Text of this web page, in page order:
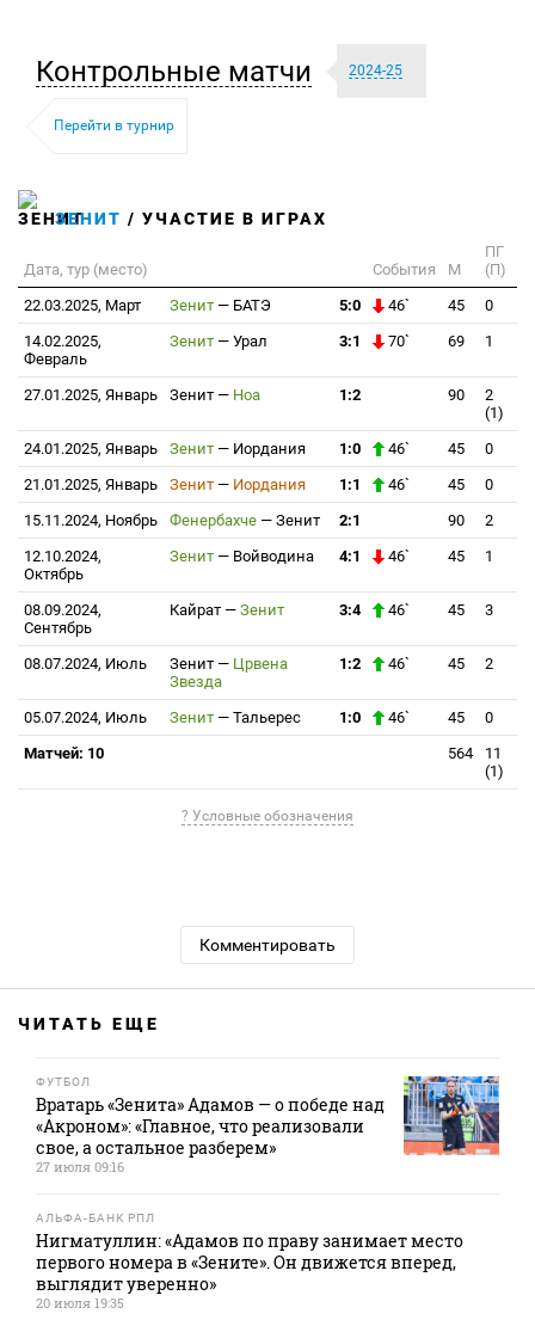
Контрольные матчи 2024-25
Перейти в турнир
ЗЕНИТ / УЧАСТИЕ В ИГРАХ
Дата, тур (место) События М
ПГ
(П)
22.03.2025, Март
Зенит — БАТЭ 5:0 46` 45
0
14.02.2025,
Февраль
Зенит — Урал 3:1 70` 69 1
27.01.2025, Январь Зенит — Ноа 1:2 90
2
(1)
24.01.2025, Январь
Зенит — Иордания 1:0 46` 45
0
21.01.2025, Январь
Зенит — Иордания 1:1 46` 45
0
15.11.2024, Ноябрь
Фенербахче — Зенит 2:1 90
2
12.10.2024,
Октябрь
Зенит — Войводина 4:1 46` 45 1
08.09.2024,
Сентябрь
Кайрат — Зенит 3:4 46` 45 3
08.07.2024, Июль Зенит — Црвена
Звезда
1:2 46` 45 2
05.07.2024, Июль Зенит — Тальерес 1:0 46` 45
0
Матчей: 10
564
11
(1)
? Условные обозначения
Комментировать
ЧИТАТЬ ЕЩЕ
ФУТБОЛ
Вратарь «Зенита» Адамов — о победе над
«Акроном»: «Главное, что реализовали
свое, а остальное разберем»
27 июля 09:16
АЛЬФА-БАНК РПЛ
Нигматуллин: «Адамов по праву занимает место
первого номера в «Зените». Он движется вперед,
выглядит уверенно»
20 июля 19:35